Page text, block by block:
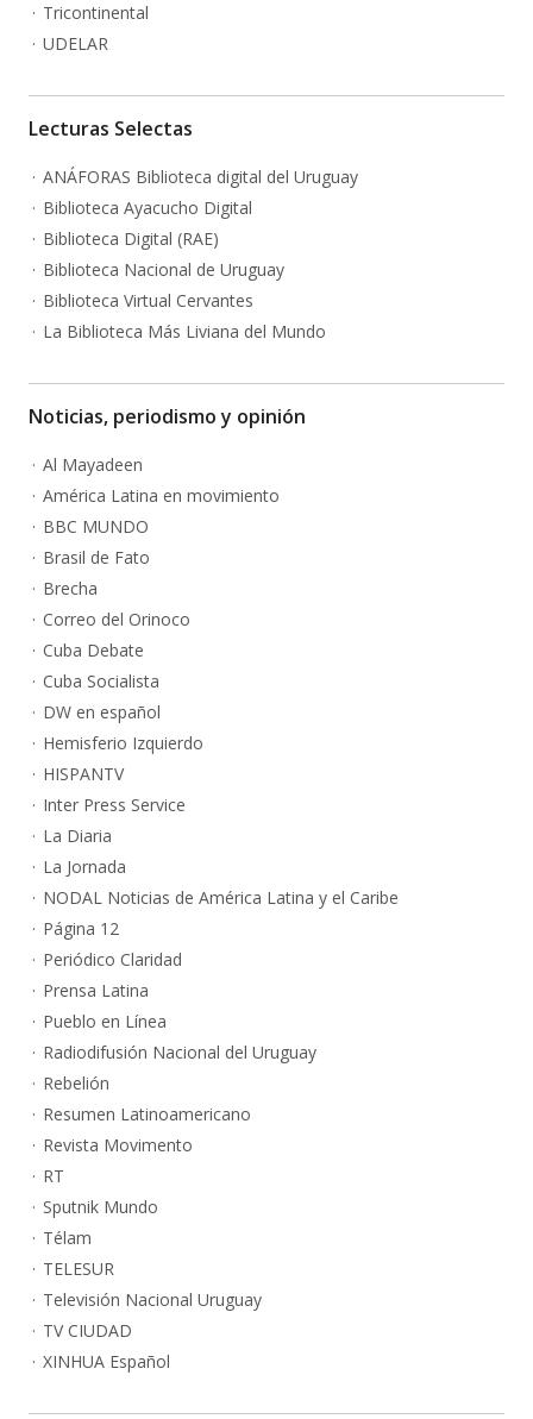
Tricontinental
UDELAR
Lecturas Selectas
ANÁFORAS Biblioteca digital del Uruguay
Biblioteca Ayacucho Digital
Biblioteca Digital (RAE)
Biblioteca Nacional de Uruguay
Biblioteca Virtual Cervantes
La Biblioteca Más Liviana del Mundo
Noticias, periodismo y opinión
Al Mayadeen
América Latina en movimiento
BBC MUNDO
Brasil de Fato
Brecha
Correo del Orinoco
Cuba Debate
Cuba Socialista
DW en español
Hemisferio Izquierdo
HISPANTV
Inter Press Service
La Diaria
La Jornada
NODAL Noticias de América Latina y el Caribe
Página 12
Periódico Claridad
Prensa Latina
Pueblo en Línea
Radiodifusión Nacional del Uruguay
Rebelión
Resumen Latinoamericano
Revista Movimento
RT
Sputnik Mundo
Télam
TELESUR
Televisión Nacional Uruguay
TV CIUDAD
XINHUA Español